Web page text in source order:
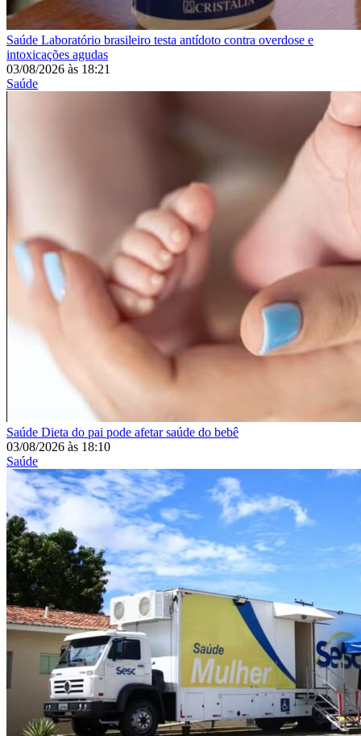
Saúde Laboratório brasileiro testa antídoto contra overdose e
intoxicações agudas
03/08/2026 às 18:21
Saúde
Saúde Dieta do pai pode afetar saúde do bebê
03/08/2026 às 18:10
Saúde